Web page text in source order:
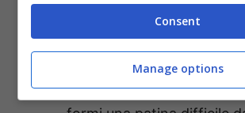
da seguire sono questi:
rimuovere la polvere o i
presenti nel forno per
Consent
Manage options